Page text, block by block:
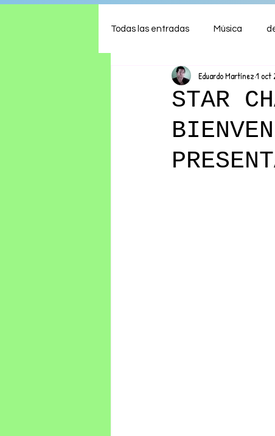
Todas las entradas Música
Shows Comida
Ambiente Hogar
STAR
Eduardo Martínez 1 oct